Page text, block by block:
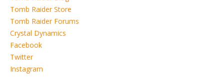
Tomb Raider Store
Tomb Raider Forums
Crystal Dynamics
Facebook
Twitter
Instagram